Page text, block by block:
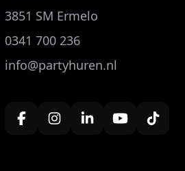
3851 SM Ermelo
0341 700 236
info@partyhuren.nl